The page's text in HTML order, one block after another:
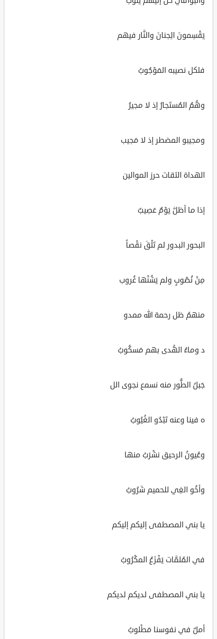
يَقْسِمونَ الِجنانَ والنَّار فيهم
فلكل نصيبه المَوْجُوبُ
وهُمُ المُستَجارُ إذ لا مجيرُ
ومجيبو المضطر إذ لا مَجيب
الهداة الثقات حرز الموالين
إذا ما أظلَّ يَوْمٌ عَصِيبٌ
البحور البدور لم تَلْقَ نقْصاً
مِنْ نُضُوبٍ ولم يَشُنْها غُروب
منهمُ ظل رحمة الله ممدو
د وماءُ الهُدى بهم مَسكُوبُ
جَبلُ الطُّور منه نسمع نجوى الل
ه فينا وعنه تَبْدُو الغُيُوبُ
وعُيونُ الرحيق نشْرَبُ منها
وأخُو الغِي للحميم شَرُوبُ
يا بني المصطفى إليكم إليكم
في المُلمَّات يَفْزَعُ المكْرُوبُ
يا بني المصطفى لديكم لديكم
أملٌ في نفوسنا مَطْلوبُ